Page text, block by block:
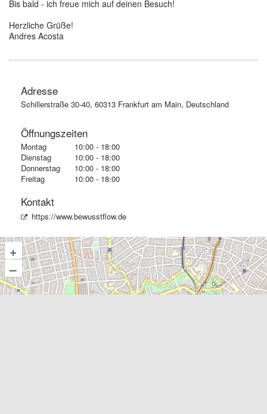
Bis bald - ich freue mich auf deinen Besuch!
Herzliche Grüße!
Andres Acosta
Adresse
Schillerstraße 30-40, 60313 Frankfurt am Main, Deutschland
Öffnungszeiten
Montag
10:00 - 18:00
Dienstag
10:00 - 18:00
Donnerstag
10:00 - 18:00
Freitag
10:00 - 18:00
Kontakt
https://www.bewusstflow.de
+
–